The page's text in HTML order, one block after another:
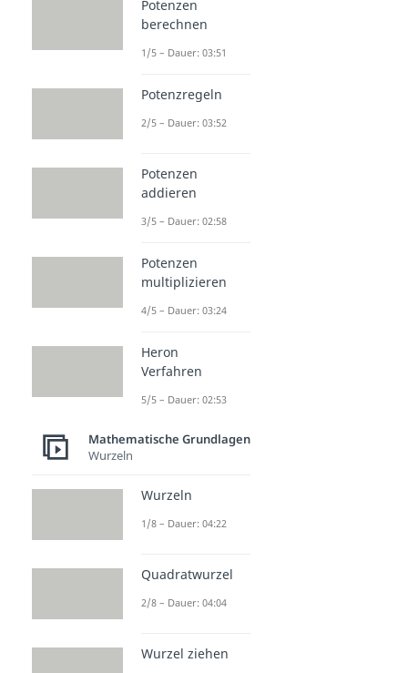
Potenzen
berechnen
1/5 – Dauer: 03:51
Potenzregeln
2/5 – Dauer: 03:52
Potenzen
addieren
3/5 – Dauer: 02:58
Potenzen
multiplizieren
4/5 – Dauer: 03:24
Heron
Verfahren
5/5 – Dauer: 02:53
Mathematische Grundlagen
Wurzeln
Wurzeln
1/8 – Dauer: 04:22
Quadratwurzel
2/8 – Dauer: 04:04
Wurzel ziehen